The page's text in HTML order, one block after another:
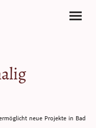
neue Projekte in Bad